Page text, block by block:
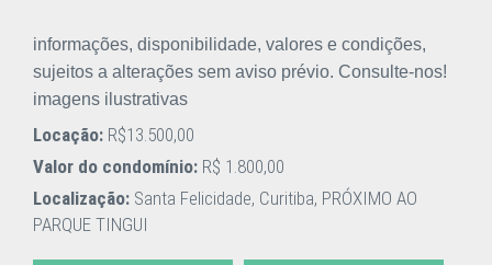
informações, disponibilidade, valores e condições,
sujeitos a alterações sem aviso prévio. Consulte-nos!
imagens ilustrativas
Locação: R$13.500,00
Valor do condomínio: R$ 1.800,00
Localização: Santa Felicidade, Curitiba, PRÓXIMO AO
PARQUE TINGUI